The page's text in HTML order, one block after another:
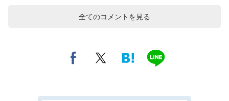
全てのコメントを見る